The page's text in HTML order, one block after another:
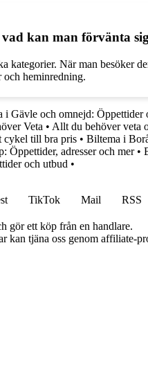
kan man förvänta
När man besöker
heminredning.
i Gävle och omnejd: Öppettider
Veta • Allt du behöver veta
cykel till bra pris • Biltema i
Öppettider, adresser och mer•
och utbud •
TikTok Mail
RSS
gör ett köp från en handlare.
kan tjäna oss genom affiliate-